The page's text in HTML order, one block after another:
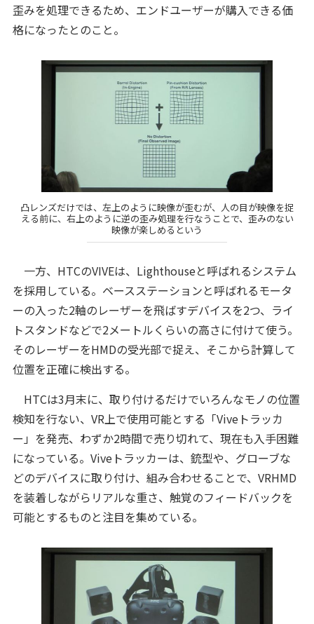
歪みを処理できるため、エンドユーザーが購入できる価
格になったとのこと。
凸レンズだけでは、左上のように映像が歪むが、人の目が映像を捉
える前に、右上のように逆の歪み処理を行なうことで、歪みのない
映像が楽しめるという
一方、HTCのVIVEは、Lighthouseと呼ばれるシステム
を採用している。ベースステーションと呼ばれるモータ
ーの入った2軸のレーザーを飛ばすデバイスを2つ、ライ
トスタンドなどで2メートルくらいの高さに付けて使う。
そのレーザーをHMDの受光部で捉え、そこから計算して
位置を正確に検出する。
HTCは3月末に、取り付けるだけでいろんなモノの位置
検知を行ない、VR上で使用可能とする「Viveトラッカ
ー」を発売、わずか2時間で売り切れて、現在も入手困難
になっている。Viveトラッカーは、銃型や、グローブな
どのデバイスに取り付け、組み合わせることで、VRHMD
を装着しながらリアルな重さ、触覚のフィードバックを
可能とするものと注目を集めている。